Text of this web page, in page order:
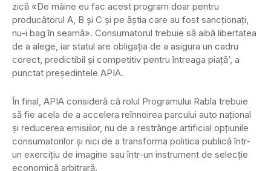
zică «De mâine eu fac acest program doar pentru
producătorul A, B și C și pe ăștia care au fost sancționați,
nu-i bag în seamă». Consumatorul trebuie să aibă libertatea
de a alege, iar statul are obligația de a asigura un cadru
corect, predictibil și competitiv pentru întreaga piață’, a
punctat președintele APIA.
În final, APIA consideră că rolul Programului Rabla trebuie
să fie acela de a accelera reînnoirea parcului auto național
și reducerea emisiilor, nu de a restrânge artificial opțiunile
consumatorilor și nici de a transforma politica publică într-
un exercițiu de imagine sau într-un instrument de selecție
economică arbitrară.